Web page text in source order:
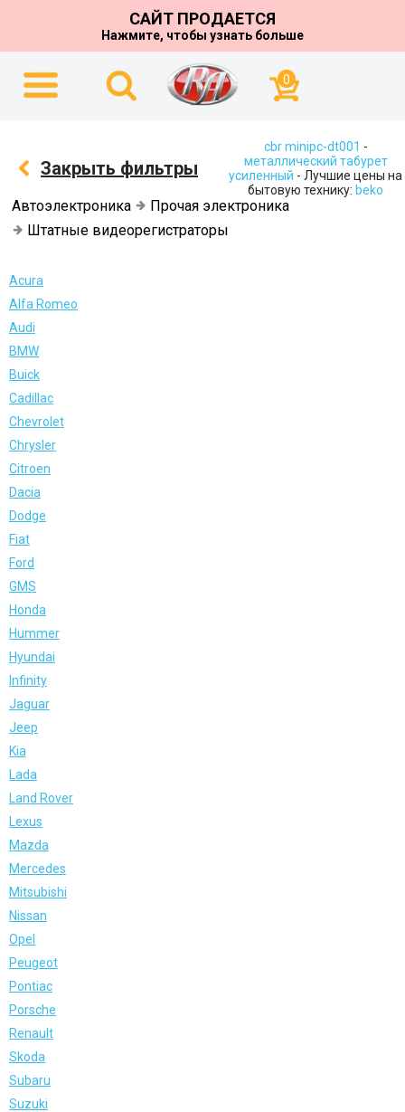
САЙТ ПРОДАЕТСЯ
Нажмите, чтобы узнать больше
0
Закрыть фильтры
Автоэлектроника
Прочая электроника
Штатные видеорегистраторы
Acura
Alfa Romeo
Audi
BMW
Buick
Cadillac
Chevrolet
Chrysler
Citroen
Dacia
Dodge
Fiat
Ford
GMS
Honda
Hummer
Hyundai
Infinity
Jaguar
Jeep
Kia
Lada
Land Rover
Lexus
Mazda
Mercedes
Mitsubishi
Nissan
Opel
Peugeot
Pontiac
Porsche
Renault
Skoda
Subaru
Suzuki
cbr minipc-dt001 -
металлический табурет
усиленный - Лучшие цены на
бытовую технику: beko